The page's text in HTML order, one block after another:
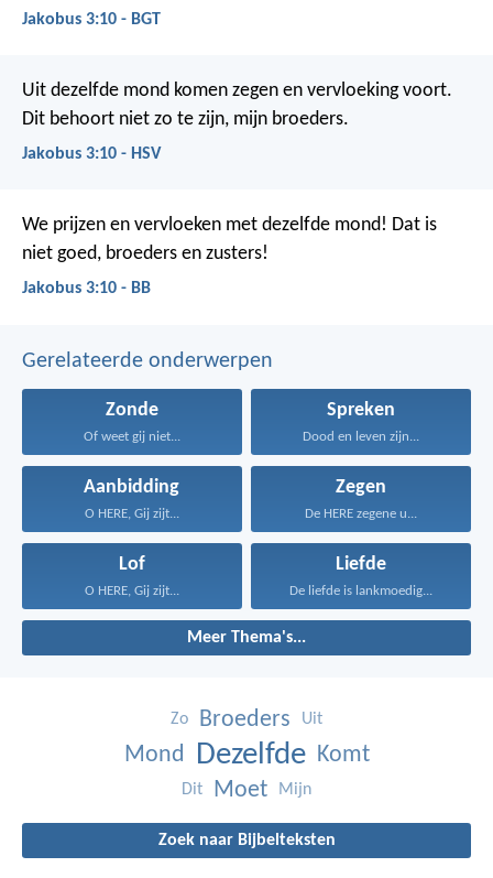
Jakobus 3:10 - BGT
Uit dezelfde mond komen zegen en vervloeking voort.
Dit behoort niet zo te zijn, mijn broeders.
Jakobus 3:10 - HSV
We prijzen en vervloeken met dezelfde mond! Dat is
niet goed, broeders en zusters!
Jakobus 3:10 - BB
Gerelateerde onderwerpen
Zonde
Of weet gij niet...
Spreken
Dood en leven zijn...
Aanbidding
O HERE, Gij zijt...
Zegen
De HERE zegene u...
Lof
O HERE, Gij zijt...
Liefde
De liefde is lankmoedig...
Meer Thema's...
Zo Broeders Uit
Mond Dezelfde Komt
Dit Moet Mijn
Zoek naar Bijbelteksten